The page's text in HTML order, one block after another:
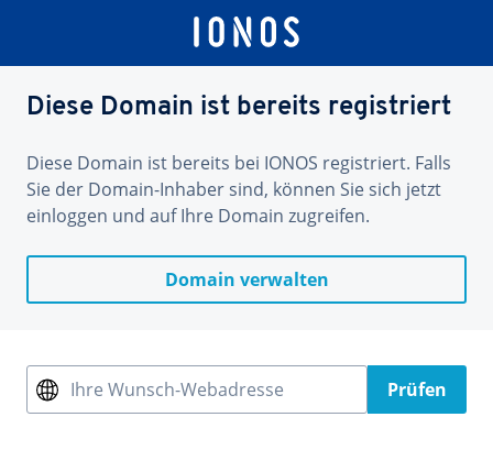
Diese Domain ist bereits registriert
Diese Domain ist bereits bei IONOS registriert. Falls
Sie der Domain-Inhaber sind, können Sie sich jetzt
einloggen und auf Ihre Domain zugreifen.
Domain verwalten
Ihre Wunsch-Webadresse Prüfen